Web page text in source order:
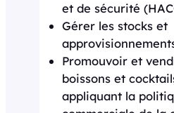
et de sécurité
Gérer les stocks et
Promouvoir et
boissons et
appliquant la